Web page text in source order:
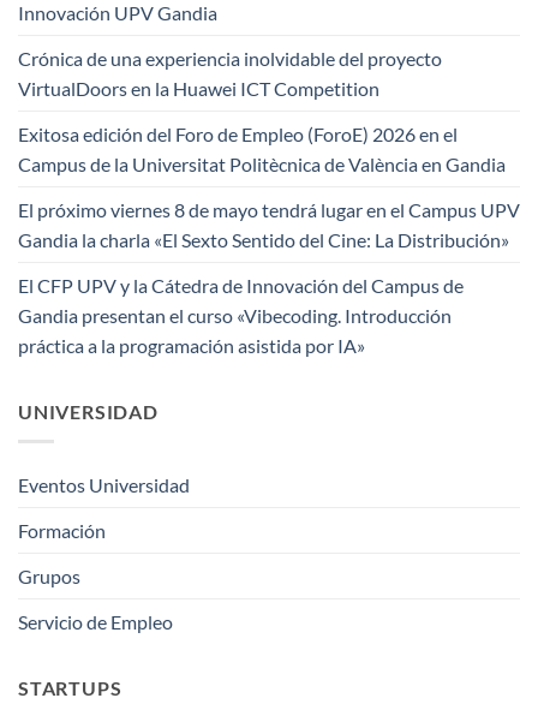
Innovación UPV Gandia
Crónica de una experiencia inolvidable del proyecto
VirtualDoors en la Huawei ICT Competition
Exitosa edición del Foro de Empleo (ForoE) 2026 en el
Campus de la Universitat Politècnica de València en Gandia
El próximo viernes 8 de mayo tendrá lugar en el Campus UPV
Gandia la charla «El Sexto Sentido del Cine: La Distribución»
El CFP UPV y la Cátedra de Innovación del Campus de
Gandia presentan el curso «Vibecoding. Introducción
práctica a la programación asistida por IA»
UNIVERSIDAD
Eventos Universidad
Formación
Grupos
Servicio de Empleo
STARTUPS